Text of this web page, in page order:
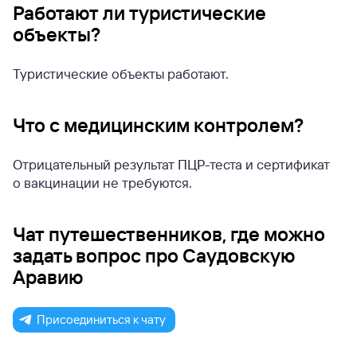
Работают ли туристические
объекты?
Туристические объекты работают.
Что с медицинским контролем?
Отрицательный результат ПЦР-теста и сертификат
о вакцинации не требуются.
Чат путешественников, где можно
задать вопрос про Саудовскую
Аравию
Присоединиться к чату